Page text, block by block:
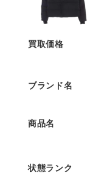
買取価格
ブランド名
商品名
状態ランク